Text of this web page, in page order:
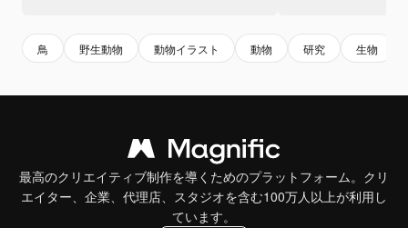
鳥 野生動物 動物イラスト 動物 研究 生物
最高のクリエイティブ制作を導くためのプラットフォーム。クリ
エイター、企業、代理店、スタジオを含む100万人以上が利用し
ています。